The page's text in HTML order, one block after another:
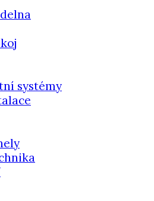
systémy